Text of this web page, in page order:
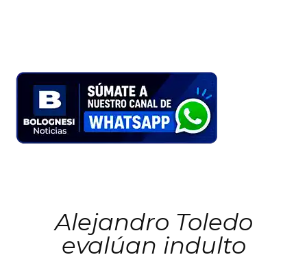
Alejandro Toledo
evalúan indulto